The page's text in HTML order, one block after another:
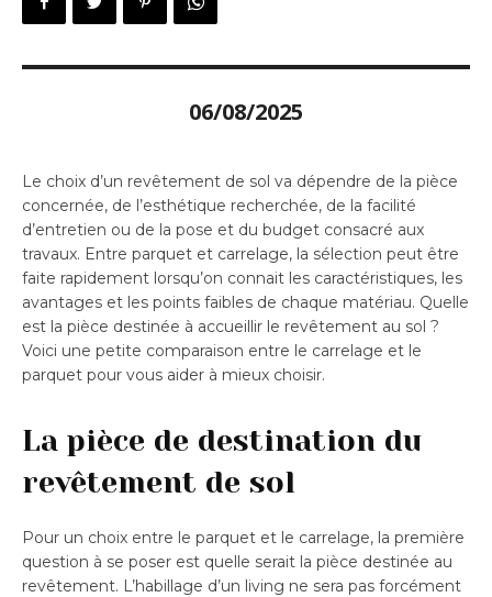
06/08/2025
Le choix d’un revêtement de sol va dépendre de la pièce
concernée, de l’esthétique recherchée, de la facilité
d’entretien ou de la pose et du budget consacré aux
travaux. Entre parquet et carrelage, la sélection peut être
faite rapidement lorsqu’on connait les caractéristiques, les
avantages et les points faibles de chaque matériau. Quelle
est la pièce destinée à accueillir le revêtement au sol ?
Voici une petite comparaison entre le carrelage et le
parquet pour vous aider à mieux choisir.
La pièce de destination du
revêtement de sol
Pour un choix entre le parquet et le carrelage, la première
question à se poser est quelle serait la pièce destinée au
revêtement. L’habillage d’un living ne sera pas forcément